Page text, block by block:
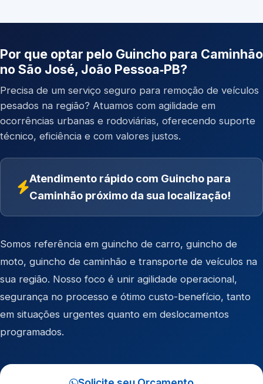
Por que optar pelo Guincho para Caminhão
no São José, João Pessoa‑PB?
Precisa de um serviço seguro para remoção de veículos
pesados na região? Atuamos com agilidade em
ocorrências urbanas e rodoviárias, oferecendo suporte
técnico, eficiência e com valores justos.
Atendimento rápido com Guincho para
Caminhão próximo da sua localização!
Somos referência em guincho de carro, guincho de
moto, guincho de caminhão e transporte de veículos na
sua região. Nosso foco é unir agilidade operacional,
segurança no processo e ótimo custo-benefício, tanto
em situações urgentes quanto em deslocamentos
programados.